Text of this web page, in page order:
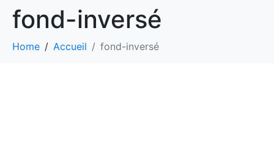
fond-inversé
Home Accueil fond-inversé